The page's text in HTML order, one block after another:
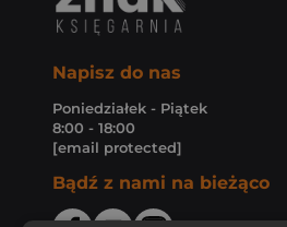
Napisz do nas
Poniedziałek - Piątek
8:00 - 18:00
[email protected]
Bądź z nami na bieżąco